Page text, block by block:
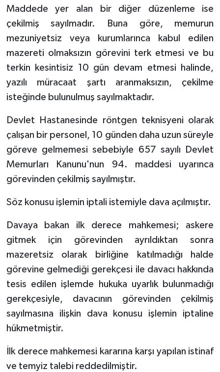
Maddede yer alan bir diğer düzenleme ise
çekilmiş sayılmadır. Buna göre, memurun
mezuniyetsiz veya kurumlarınca kabul edilen
mazereti olmaksızın görevini terk etmesi ve bu
terkin kesintisiz 10 gün devam etmesi halinde,
yazılı müracaat şartı aranmaksızın, çekilme
isteğinde bulunulmuş sayılmaktadır.
Devlet Hastanesinde röntgen teknisyeni olarak
çalışan bir personel, 10 günden daha uzun süreyle
göreve gelmemesi sebebiyle 657 sayılı Devlet
Memurları Kanunu'nun 94. maddesi uyarınca
görevinden çekilmiş sayılmıştır.
Söz konusu işlemin iptali istemiyle dava açılmıştır.
Davaya bakan ilk derece mahkemesi; askere
gitmek için görevinden ayrıldıktan sonra
mazeretsiz olarak birliğine katılmadığı halde
görevine gelmediği gerekçesi ile davacı hakkında
tesis edilen işlemde hukuka uyarlık bulunmadığı
gerekçesiyle, davacının görevinden çekilmiş
sayılmasına ilişkin dava konusu işlemin iptaline
hükmetmiştir.
İlk derece mahkemesi kararına karşı yapılan istinaf
ve temyiz talebi reddedilmiştir.